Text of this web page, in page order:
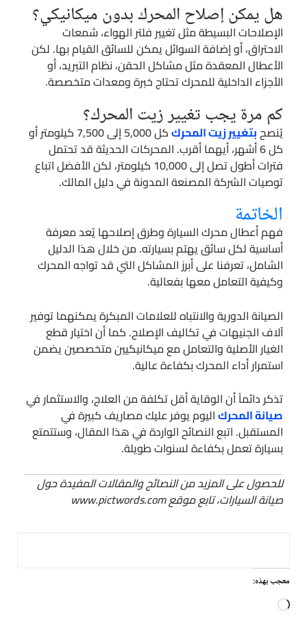
هل يمكن إصلاح المحرك بدون ميكانيكي؟
الإصلاحات البسيطة مثل تغيير فلتر الهواء، شمعات
الاحتراق، أو إضافة السوائل يمكن للسائق القيام بها. لكن
الأعطال المعقدة مثل مشاكل الحقن، نظام التبريد، أو
الأجزاء الداخلية للمحرك تحتاج خبرة ومعدات متخصصة.
كم مرة يجب تغيير زيت المحرك؟
يُنصحبتغيير زيت المحرك
كل 5,000 إلى 7,500 كيلومتر أو
كل 6 أشهر، أيهما أقرب. المحركات الحديثة قد تحتمل
فترات أطول تصل إلى 10,000 كيلومتر، لكن الأفضل اتباع
توصيات الشركة المصنعة المدونة في دليل المالك.
الخاتمة
فهم أعطال محرك السيارة وطرق إصلاحها يُعد معرفة
أساسية لكل سائق يهتم بسيارته. من خلال هذا الدليل
الشامل، تعرفنا على أبرز المشاكل التي قد تواجه المحرك
وكيفية التعامل معها بفعالية.
الصيانة الدورية والانتباه للعلامات المبكرة يمكنهما توفير
آلاف الجنيهات في تكاليف الإصلاح. كما أن اختيار قطع
الغيار الأصلية والتعامل مع ميكانيكيين متخصصين يضمن
استمرار أداء المحرك بكفاءة عالية.
تذكر دائماً أن الوقاية أقل تكلفة من العلاج، والاستثمار في
صيانة المحركاليوم يوفر عليك مصاريف كبيرة في
المستقبل. اتبع النصائح الواردة في هذا المقال، وستتمتع
بسيارة تعمل بكفاءة لسنوات طويلة.
للحصول على المزيد من النصائح والمقالات المفيدة حول
صيانة السيارات، تابع موقع www.pictwords.com
معجب بهذه:
جاري